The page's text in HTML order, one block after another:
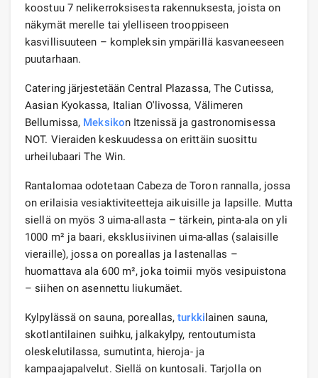
koostuu 7 nelikerroksisesta rakennuksesta, joista on
näkymät merelle tai ylelliseen trooppiseen
kasvillisuuteen – kompleksin ympärillä kasvaneeseen
puutarhaan.
Catering järjestetään Central Plazassa, The Cutissa,
Aasian Kyokassa, Italian O'livossa, Välimeren
Bellumissa, Meksikon Itzenissä ja gastronomisessa
NOT. Vieraiden keskuudessa on erittäin suosittu
urheilubaari The Win.
Rantalomaa odotetaan Cabeza de Toron rannalla, jossa
on erilaisia ​​vesiaktiviteetteja aikuisille ja lapsille. Mutta
siellä on myös 3 uima-allasta – tärkein, pinta-ala on yli
1000 m² ja baari, eksklusiivinen uima-allas (salaisille
vieraille), jossa on poreallas ja lastenallas –
huomattava ala 600 m², joka toimii myös vesipuistona
– siihen on asennettu liukumäet.
Kylpylässä on sauna, poreallas,turkkilainen sauna,
skotlantilainen suihku, jalkakylpy, rentoutumista
oleskelutilassa, sumutinta, hieroja- ja
kampaajapalvelut. Siellä on kuntosali. Tarjolla on